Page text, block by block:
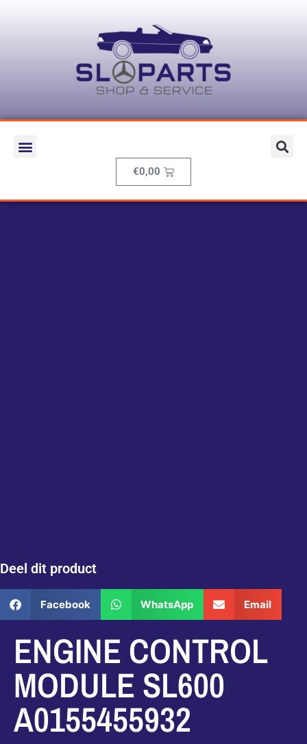
€0,00
Deel dit product
Facebook WhatsApp Email
ENGINE CONTROL
MODULE SL600
A0155455932